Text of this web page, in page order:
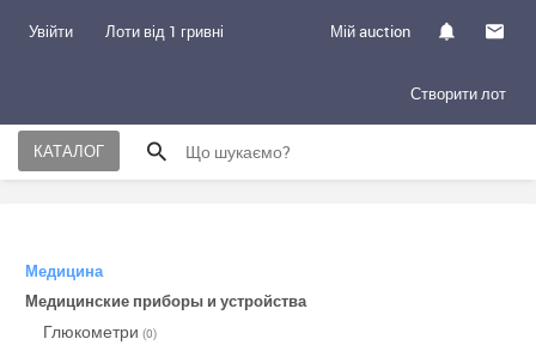
Увійти Лоти від 1 гривні Мій auction
Створити лот
КАТАЛОГ
Медицина
Медицинские приборы и устройства
Глюкометри (0)